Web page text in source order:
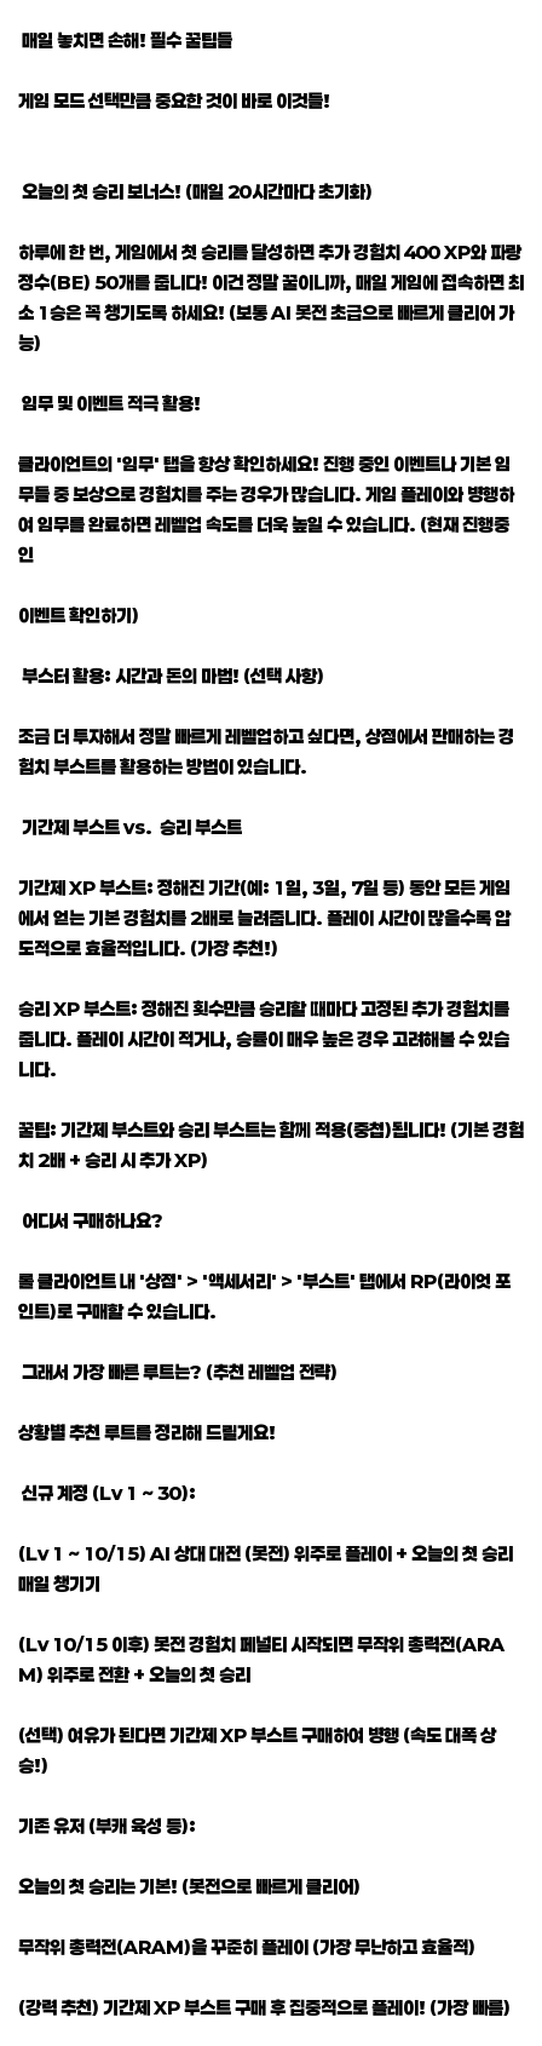
매일 놓치면 손해! 필수 꿀팁들
게임 모드 선택만큼 중요한 것이 바로 이것들!
오늘의 첫 승리 보너스! (매일 20시간마다 초기화)
하루에 한 번, 게임에서 첫 승리를 달성하면 추가 경험치 400 XP와 파랑
정수(BE) 50개를 줍니다! 이건 정말 꿀이니까, 매일 게임에 접속하면 최
소 1승은 꼭 챙기도록 하세요! (보통 AI 봇전 초급으로 빠르게 클리어 가
능)
임무 및 이벤트 적극 활용!
클라이언트의 '임무' 탭을 항상 확인하세요! 진행 중인 이벤트나 기본 임
무들 중 보상으로 경험치를 주는 경우가 많습니다. 게임 플레이와 병행하
여 임무를 완료하면 레벨업 속도를 더욱 높일 수 있습니다. (현재 진행중
인
이벤트 확인하기)
부스터 활용: 시간과 돈의 마법! (선택 사항)
조금 더 투자해서 정말 빠르게 레벨업하고 싶다면, 상점에서 판매하는 경
험치 부스트를 활용하는 방법이 있습니다.
기간제 부스트 vs. 승리 부스트
기간제 XP 부스트: 정해진 기간(예: 1일, 3일, 7일 등) 동안 모든 게임
에서 얻는 기본 경험치를 2배로 늘려줍니다. 플레이 시간이 많을수록 압
도적으로 효율적입니다. (가장 추천!)
승리 XP 부스트: 정해진 횟수만큼 승리할 때마다 고정된 추가 경험치를
줍니다. 플레이 시간이 적거나, 승률이 매우 높은 경우 고려해볼 수 있습
니다.
꿀팁: 기간제 부스트와 승리 부스트는 함께 적용(중첩)됩니다! (기본 경험
치 2배 + 승리 시 추가 XP)
어디서 구매하나요?
롤 클라이언트 내 '상점' > '액세서리' > '부스트' 탭에서 RP(라이엇 포
인트)로 구매할 수 있습니다.
그래서 가장 빠른 루트는? (추천 레벨업 전략)
상황별 추천 루트를 정리해 드릴게요!
신규 계정 (Lv 1 ~ 30):
(Lv 1 ~ 10/15) AI 상대 대전 (봇전) 위주로 플레이 + 오늘의 첫 승리
매일 챙기기
(Lv 10/15 이후) 봇전 경험치 페널티 시작되면 무작위 총력전(ARA
M) 위주로 전환 + 오늘의 첫 승리
(선택) 여유가 된다면 기간제 XP 부스트 구매하여 병행 (속도 대폭 상
승!)
기존 유저 (부캐 육성 등):
오늘의 첫 승리는 기본! (봇전으로 빠르게 클리어)
무작위 총력전(ARAM)을 꾸준히 플레이 (가장 무난하고 효율적)
(강력 추천) 기간제 XP 부스트 구매 후 집중적으로 플레이! (가장 빠름)